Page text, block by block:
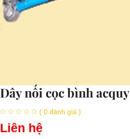
Dây nối cọc bình acquy
( 0 đánh giá )
Liên hệ